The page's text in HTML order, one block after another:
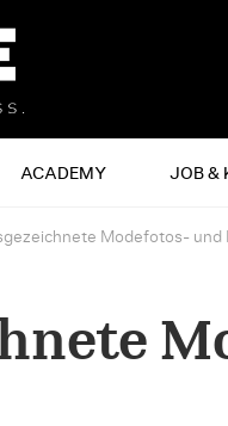
ACADEMY JOB &
Modefotos- und